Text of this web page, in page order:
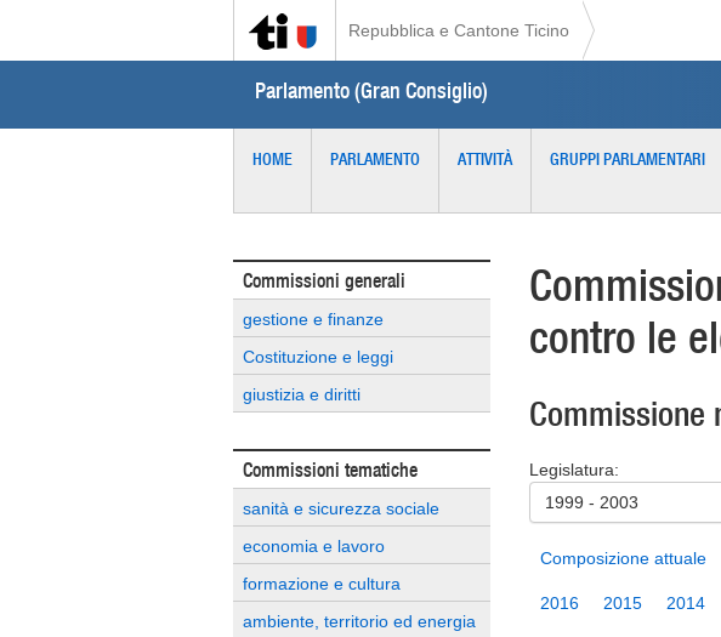
Repubblica e Cantone Ticino
Parlamento (Gran Consiglio)
HOME PARLAMENTO ATTIVITÀ GRUPPI PARLAMENTARI
Commissioni generali
gestione e finanze
Costituzione e leggi
giustizia e diritti
Commissioni tematiche
sanità e sicurezza sociale
economia e lavoro
formazione e cultura
ambiente, territorio ed energia
contro le
Commissione
Legislatura:
1999 - 2003
Composizione attuale
2016 2015 2014